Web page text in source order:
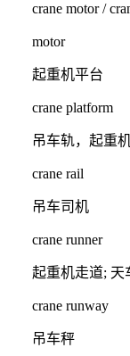
crane motor /
motor
起重机平台
crane platform
吊车轨，起重
crane rail
吊车司机
crane runner
起重机走道; 天
crane runway
吊车秤